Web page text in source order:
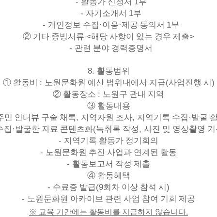
- 자기소개서 1부
- 개인정보 수집 ·이용·제공 동의서 1부
② 기타 증빙서류 <해당 사항이 있는 경우 제출>
- 관련 분야 경력증명서
8. 활동범위
① 활동비 : 노원문화원 예산 범위내에서 지급(사업진행 시)
② 활동장소 : 노원구 관내 지역
③ 활동내용
민 인터뷰 구술 채록, 지역자원 조사, 지역기록 수집 ·발굴
집 ·발굴한 자료 콘텐츠화(녹취록 작성, 사진 및 영상촬영 기
- 지역기록 활동가 정기회의
- 노원문화원 추진 사업과 연계된 활동
- 활동보고서 작성 제출
④ 활동혜택
- 수료증 발급(9회차 이상 참석 시)
- 노원문화원 아카이브 관련 사업 참여 기회 제공
※ 교육 기간에는 활동비를 지급하지 않습니다.